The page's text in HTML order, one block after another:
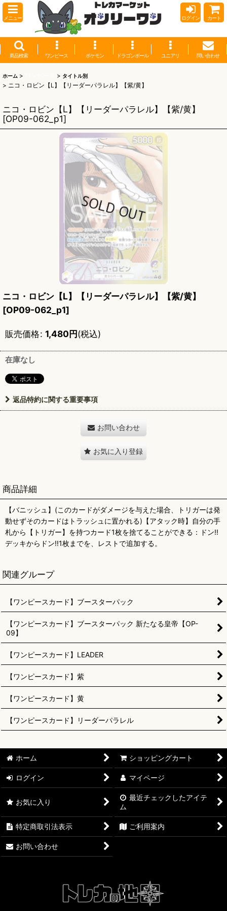
メニュー ログイン カート
商品検索 ワンピース ポケモン ドラゴンボール ユニアリ 問い合わせ
ホーム > > タイトル別
> ニコ・ロビン【L】【リーダーパラレル】【紫/黄】
ニコ・ロビン【L】【リーダーパラレル】【紫/黄】
[OP09-062_p1]
ニコ・ロビン【L】【リーダーパラレル】【紫/黄】
[OP09-062_p1]
販売価格: 1,480円(税込)
在庫なし
返品特約に関する重要事項
お問い合わせ
お気に入り登録
商品詳細
【バニッシュ】(このカードがダメージを与えた場合、トリガーは発
動せずそのカードはトラッシュに置かれる)【アタック時】自分の手
札から【トリガー】を持つカード1枚を捨てることができる：ドン!!
デッキからドン!!1枚までを、レストで追加する。
関連グループ
【ワンピースカード】ブースターパック
【ワンピースカード】ブースターパック 新たなる皇帝【OP-
09】
【ワンピースカード】LEADER
【ワンピースカード】紫
【ワンピースカード】黄
【ワンピースカード】リーダーパラレル
ホーム ショッピングカート
ログイン マイページ
お気に入り
最近チェックしたアイテ
ム
特定商取引法表示 ご利用案内
お問い合わせ